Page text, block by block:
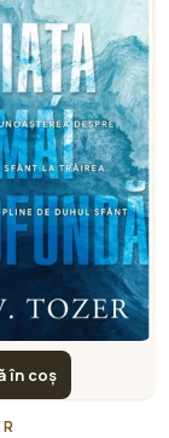
în coș